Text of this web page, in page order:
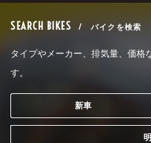
SEARCH BIKES / バイクを検索
タイプやメーカー、排気量、価格
す。
新車